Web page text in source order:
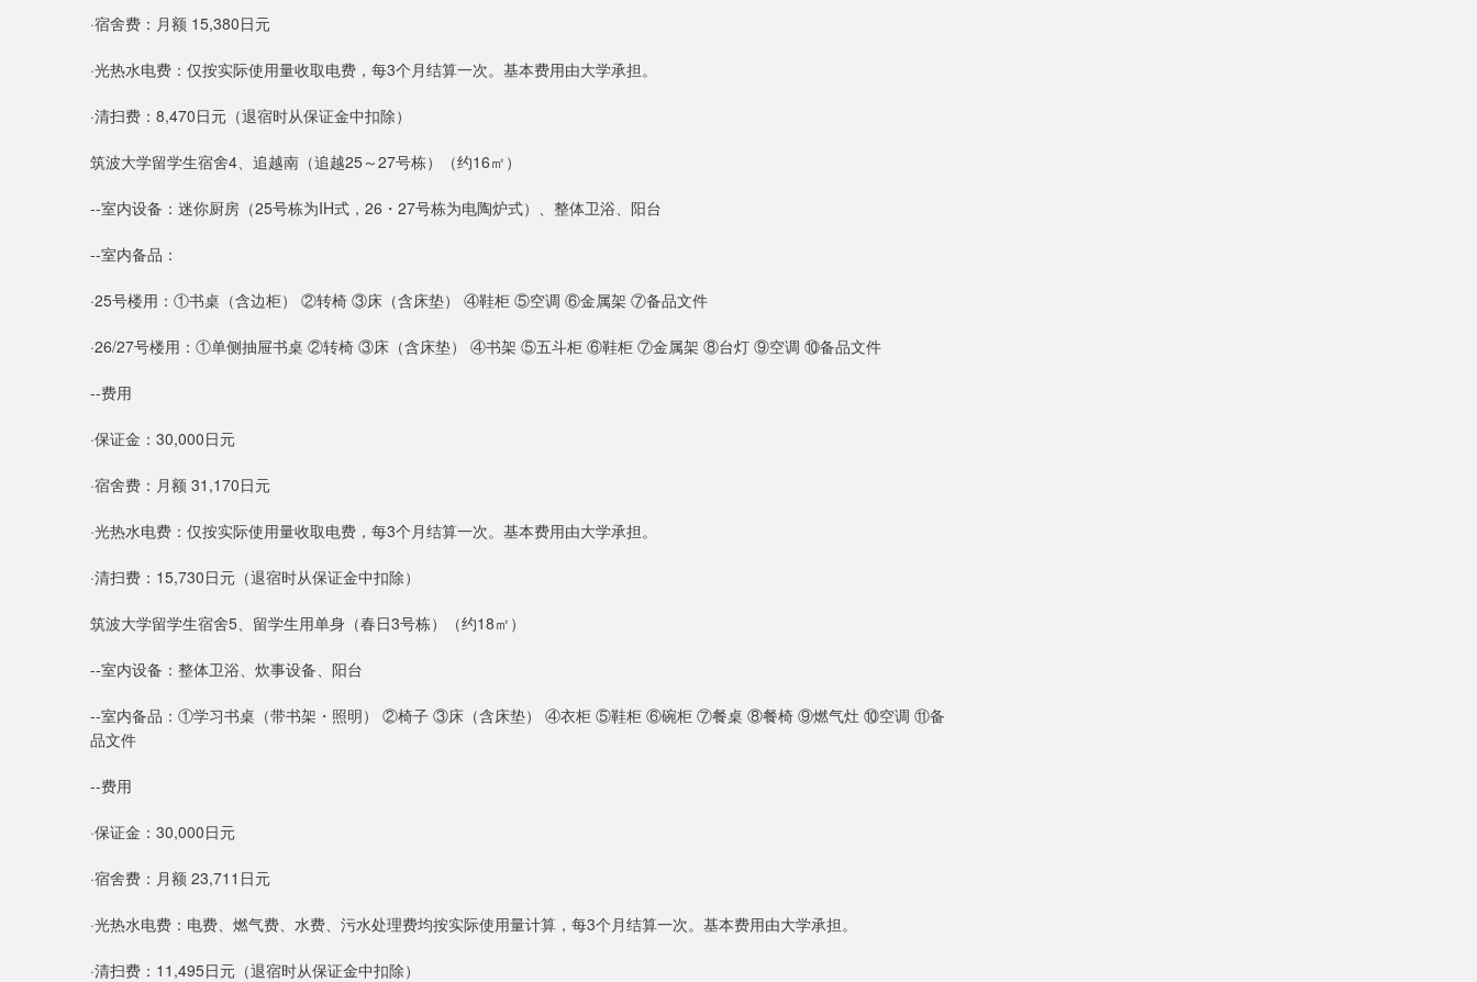
·宿舍费：月额 15,380日元
·光热水电费：仅按实际使用量收取电费，每3个月结算一次。基本费用由大学承担。
·清扫费：8,470日元（退宿时从保证金中扣除）
筑波大学留学生宿舍4、追越南（追越25～27号栋）（约16㎡）
--室内设备：迷你厨房（25号栋为IH式，26・27号栋为电陶炉式）、整体卫浴、阳台
--室内备品：
·25号楼用：①书桌（含边柜） ②转椅 ③床（含床垫） ④鞋柜 ⑤空调 ⑥金属架 ⑦备品文件
·26/27号楼用：①单侧抽屉书桌 ②转椅 ③床（含床垫） ④书架 ⑤五斗柜 ⑥鞋柜 ⑦金属架 ⑧台灯 ⑨空调 ⑩备品文件
--费用
·保证金：30,000日元
·宿舍费：月额 31,170日元
·光热水电费：仅按实际使用量收取电费，每3个月结算一次。基本费用由大学承担。
·清扫费：15,730日元（退宿时从保证金中扣除）
筑波大学留学生宿舍5、留学生用单身（春日3号栋）（约18㎡）
--室内设备：整体卫浴、炊事设备、阳台
--室内备品：①学习书桌（带书架・照明） ②椅子 ③床（含床垫） ④衣柜 ⑤鞋柜 ⑥碗柜 ⑦餐桌 ⑧餐椅 ⑨燃气灶 ⑩空调 ⑪备
品文件
--费用
·保证金：30,000日元
·宿舍费：月额 23,711日元
·光热水电费：电费、燃气费、水费、污水处理费均按实际使用量计算，每3个月结算一次。基本费用由大学承担。
·清扫费：11,495日元（退宿时从保证金中扣除）